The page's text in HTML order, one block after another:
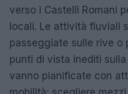
verso i Castelli Romani
locali. Le attività fluviali
passeggiate sulle rive o
punti di vista inediti
vanno pianificate con